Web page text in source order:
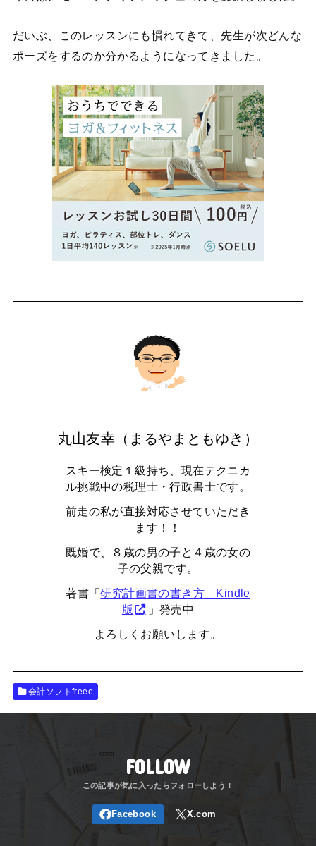
だいぶ、このレッスンにも慣れてきて、先生が次どんな
ポーズをするのか分かるようになってきました。
丸山友幸（まるやまともゆき）
スキー検定１級持ち、現在テクニカ
ル挑戦中の税理士・行政書士です。
前走の私が直接対応させていただき
ます！！
既婚で、８歳の男の子と４歳の女の
子の父親です。
著書「研究計画書の書き方 Kindle
版
」発売中
よろしくお願いします。
会計ソフトfreee
FOLLOW